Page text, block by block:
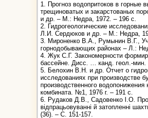
1. Прогноз водопритоков в горные
трещиноватых и закарстованых
и др. – М.: Недра, 1972. – 196 с.
2. Гидрогеологические
Л.И. Сердюков и др. – М.: Недра,
3. Мироненко В.А., Румынин В.Г.,
горнодобывающих районах – Л.:
4. Жук С.Г. Закономерности
бассейне. Дисс. … канд. геол.-мин.
5. Белохин В.Н. и др. Отчет о
исследованиях при производстве
производственного
комбината. №1, 1976 г. – 191 с.
6. Рудаков Д.В., Садовенко І.О.
відпрацьовуванні й затопленні
(36). – С. 151-157.